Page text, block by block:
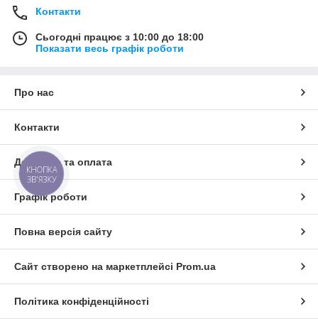
Контакти
Сьогодні працює з 10:00 до 18:00
Показати весь графік роботи
Про нас
Контакти
Доставка та оплата
Графік роботи
Повна версія сайту
Сайт створено на маркетплейсі Prom.ua
Політика конфіденційності
КНОПКА
ЗВ'ЯЗКУ